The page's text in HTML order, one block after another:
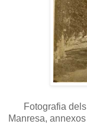
Fotografia
Manresa,